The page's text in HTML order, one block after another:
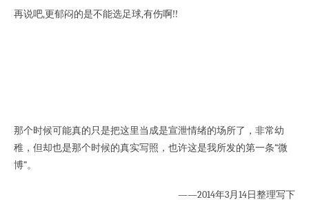
再说吧,更郁闷的是不能选足球,有伤啊!!
那个时候可能真的只是把这里当成是宣泄情绪的场所了，非常幼
稚，但却也是那个时候的真实写照，也许这是我所发的第一条“微
博”。
——2014年3月14日整理写下